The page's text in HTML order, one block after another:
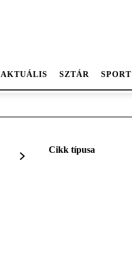
AKTUÁLIS SZTÁR SPORT
Cikk típusa